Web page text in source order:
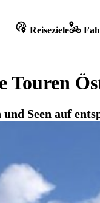
Reiseziele
Touren
Seen auf